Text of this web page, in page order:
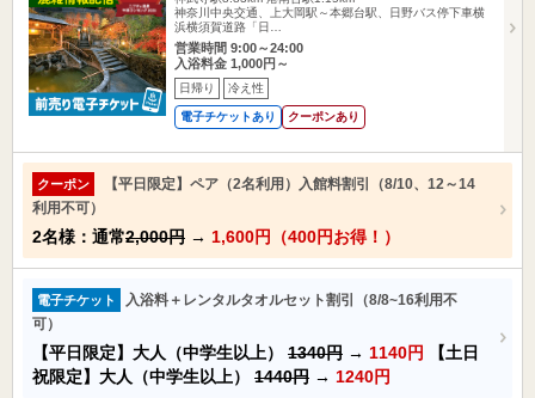
神奈川中央交通、上大岡駅～本郷台駅、日野バス停下車横
浜横須賀道路「日…
営業時間 9:00～24:00
入浴料金 1,000円～
日帰り 冷え性
電子チケットあり クーポンあり
クーポン
【平日限定】ペア（2名利用）入館料割引（8/10、12～14
利用不可）
2名様：通常2,000円 → 1,600円（400円お得！）
電子チケット
入浴料＋レンタルタオルセット割引（8/8~16利用不
可）
【平日限定】大人（中学生以上） 1340円 → 1140円
【土日
祝限定】大人（中学生以上） 1440円 → 1240円